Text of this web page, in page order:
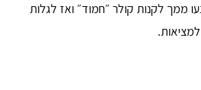
ממך לקנות קולר ״חמוד״ ואז לגלות